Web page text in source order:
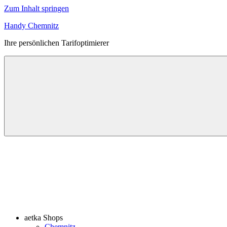
Zum Inhalt springen
Handy Chemnitz
Ihre persönlichen Tarifoptimierer
aetka Shops